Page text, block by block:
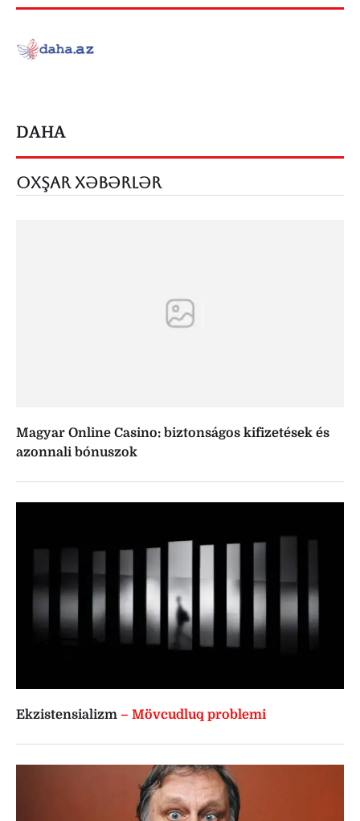
DAHA
OXŞAR XƏBƏRLƏR
Magyar Online Casino: biztonságos kifizetések és
azonnali bónuszok
Ekzistensializm – Mövcudluq problemi